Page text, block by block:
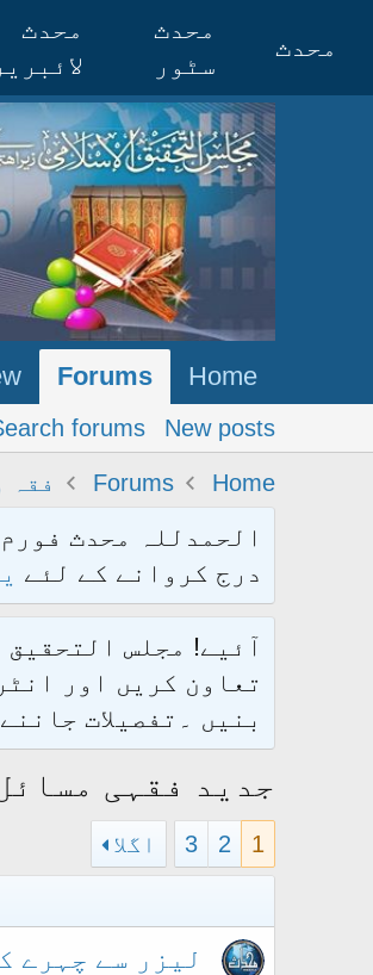
محدث
محدث
سٹور
محدث
Home
Forums
New posts
forums
Home
Forums فقہ
درج کروانے کے لئے
آئیے! مجلس التحقیق
تعاون کریں اور
بنیں ۔تفصیلات
جدید فقہی
1
2
3 اگلا
لیزر سے چہرے